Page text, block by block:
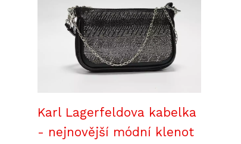
Karl Lagerfeldova kabelka
- nejnovější módní klenot